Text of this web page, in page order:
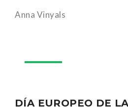
Anna Vinyals
DÍA EUROPEO DE